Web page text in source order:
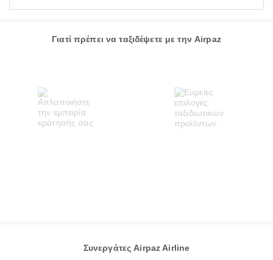
Γιατί πρέπει να ταξιδέψετε με την Airpaz
Συνεργάτες Airpaz Airline